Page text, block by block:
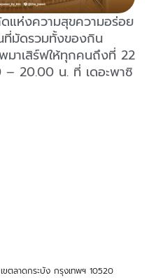
แห่งความสุขความอร่อย
มัดรวมทั้งของกิน
มาเสิร์ฟให้ทุกคนถึงที่ 22
– 20.00 น. ที่ เดอะพาซิ
ตลาดกระบัง กรุงเทพฯ 10520